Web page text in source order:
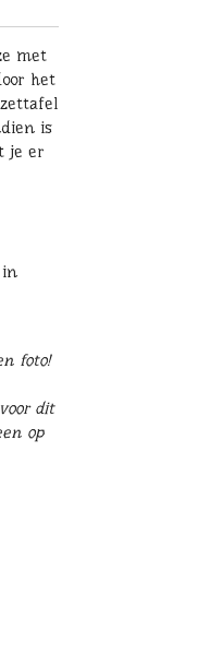
met
het
is
je er
in
foto!
dit
op